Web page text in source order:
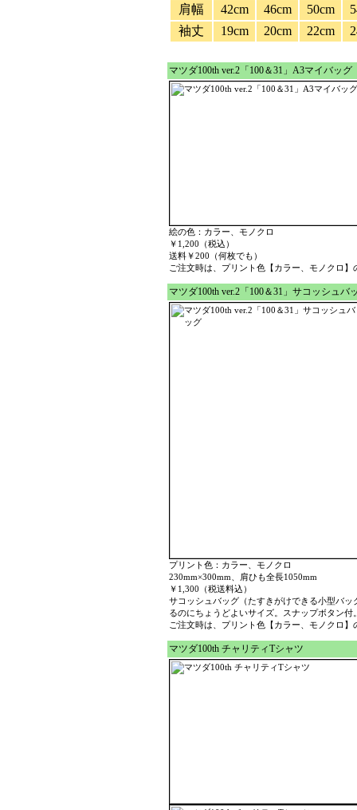
肩幅
42cm 46cm 50cm
袖丈
19cm 20cm 22cm
マツダ100th ver.2「100＆31」A3マイバッグ
絵の色：カラー、モノクロ
￥1,200（税込）
送料￥200（何枚でも）
ご注文時は、プリント色【カラー、モノクロ
マツダ100th ver.2「100＆31」サコッシュバ
プリント色：カラー、モノクロ
230mm×300mm、肩ひも全長1050mm
￥1,300（税送料込）
サコッシュバッグ（たすきがけできる小型バ
るのにちょうどよいサイズ。スナップボタン付
ご注文時は、プリント色【カラー、モノクロ
マツダ100th チャリティTシャツ